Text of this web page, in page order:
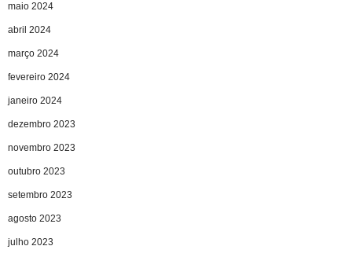
maio 2024
abril 2024
março 2024
fevereiro 2024
janeiro 2024
dezembro 2023
novembro 2023
outubro 2023
setembro 2023
agosto 2023
julho 2023